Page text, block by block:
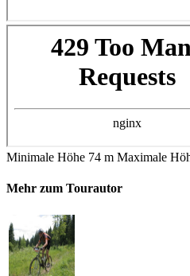
Minimale Höhe 74 m Maximale
Mehr zum Tourautor